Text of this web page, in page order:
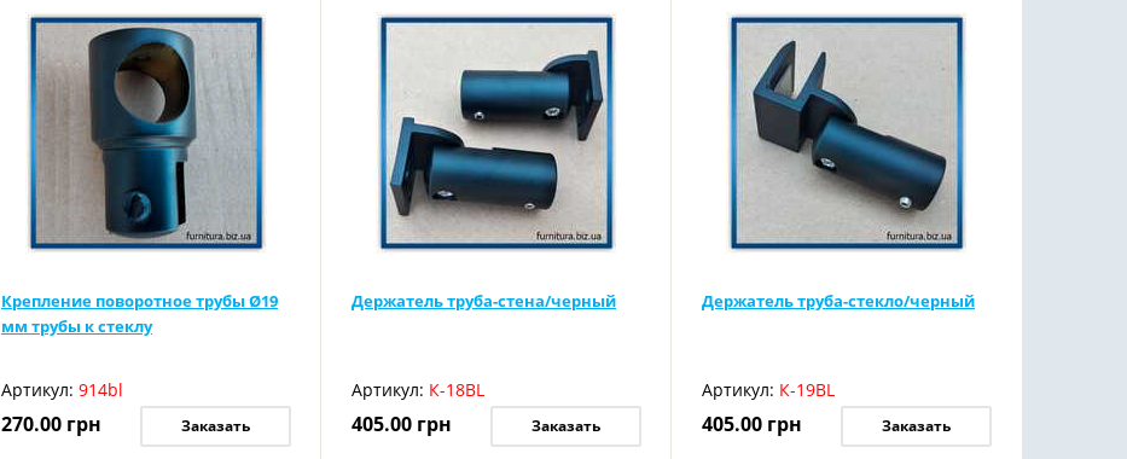
Крепление поворотное трубы Ø19
мм трубы к стеклу
Артикул: 914bl
270.00 грн Заказать
Держатель труба-стена/черный
Артикул: К-18BL
405.00 грн Заказать
Держатель труба-стекло/черный
Артикул: К-19BL
405.00 грн Заказать